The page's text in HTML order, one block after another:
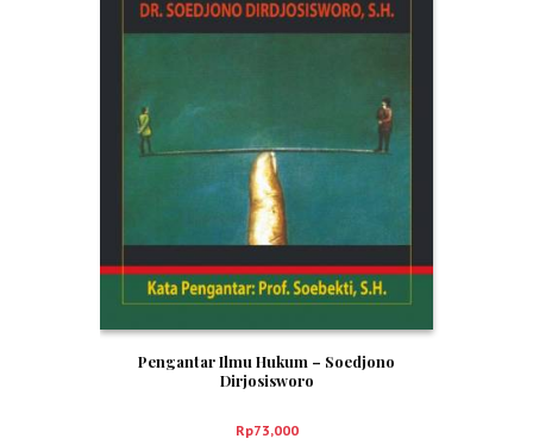
Pengantar Ilmu Hukum – Soedjono
Dirjosisworo
Rp73,000